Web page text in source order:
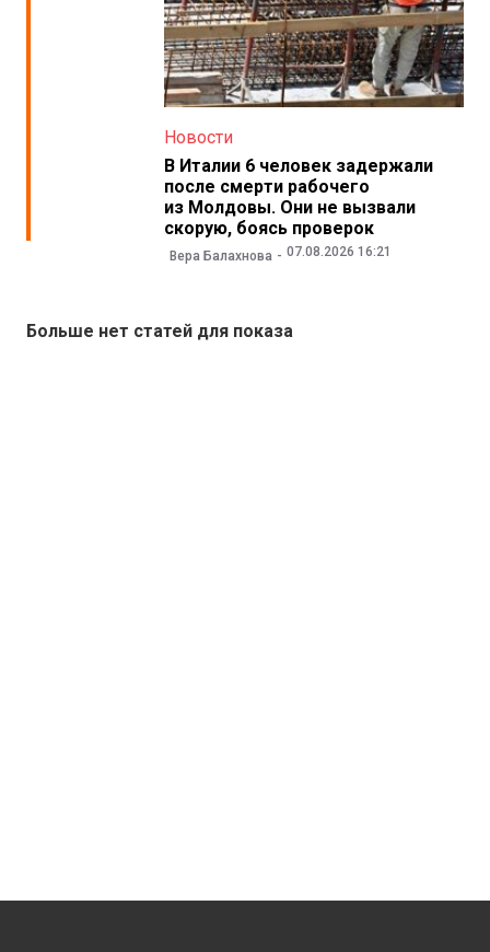
Новости
В Италии 6 человек задержали
после смерти рабочего
из Молдовы. Они не вызвали
скорую, боясь проверок
Вера Балахнова 07.08.2026 16:21
Больше нет статей для показа